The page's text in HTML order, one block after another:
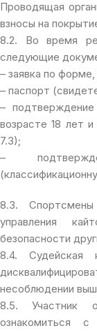
Проводящая
взносы на
8.2. Во время
следующие
– заявка по
– паспорт
–
возрасте 18 лет
7.3);
–
8.3.
управления
безопасности
8.4. Судейская
несоблюдении
8.5. Участник
ознакомиться